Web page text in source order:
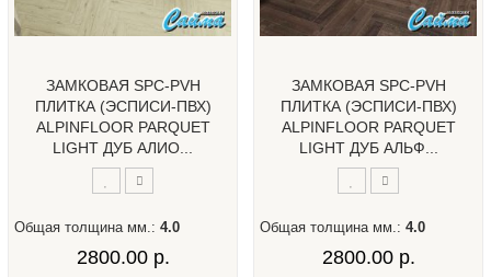
ЗАМКОВАЯ SPC-PVH
ПЛИТКА (ЭСПИСИ-ПВХ)
ALPINFLOOR PARQUET
LIGHT ДУБ АЛИО...
Общая толщина мм.: 4.0
2800.00 р.
ЗАМКОВАЯ SPC-PVH
ПЛИТКА (ЭСПИСИ-ПВХ)
ALPINFLOOR PARQUET
LIGHT ДУБ АЛЬФ...
Общая толщина мм.: 4.0
2800.00 р.